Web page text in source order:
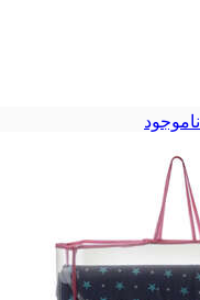
ناموجود